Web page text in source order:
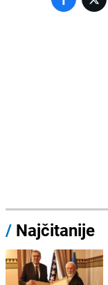
/ Najčitanije